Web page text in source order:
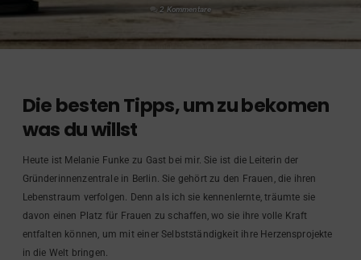
2 Kommentare
Die besten Tipps, um zu bekomen
was du willst
Heute ist Melanie Funke zu Gast bei mir. Sie ist die Leiterin der
Gründerinnenzentrale in Berlin. Sie gehört zu den Frauen, die ihren
Lebenstraum verfolgen. Denn als ich sie kennenlernte, träumte sie
davon einen Platz für Frauen zu schaffen, wo sie ihre volle Kraft
entfalten können, um mit einer Selbstständigkeit ihre Herzensprojekte
in die Welt bringen.